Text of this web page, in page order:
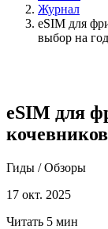
Журнал
eSIM для
выбор на год
eSIM для
Гиды / Обзоры
17 окт. 2025
Читать 5 мин